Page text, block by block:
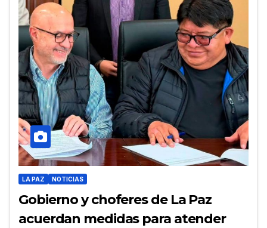
LA PAZ NOTICIAS
Gobierno y choferes de La Paz
acuerdan medidas para atender